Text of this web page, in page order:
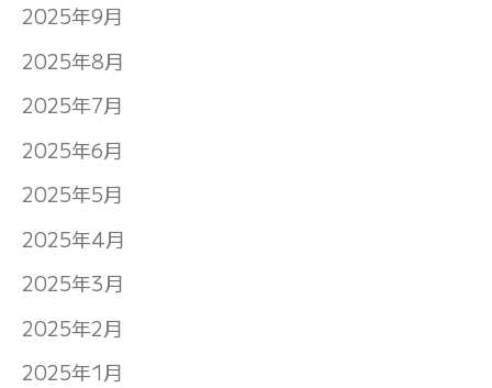
2025年9月
2025年8月
2025年7月
2025年6月
2025年5月
2025年4月
2025年3月
2025年2月
2025年1月